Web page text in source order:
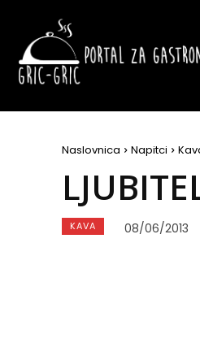
Naslovnica Napitci
KAVA 08/06/2013